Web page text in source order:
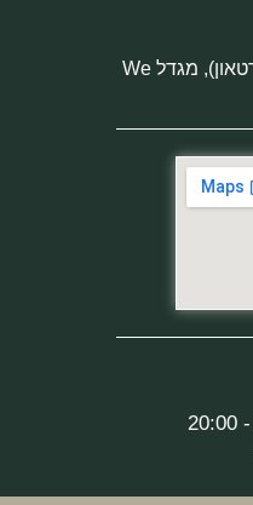
שד' מנחם בגין 150 (מידטאון), מגדל We